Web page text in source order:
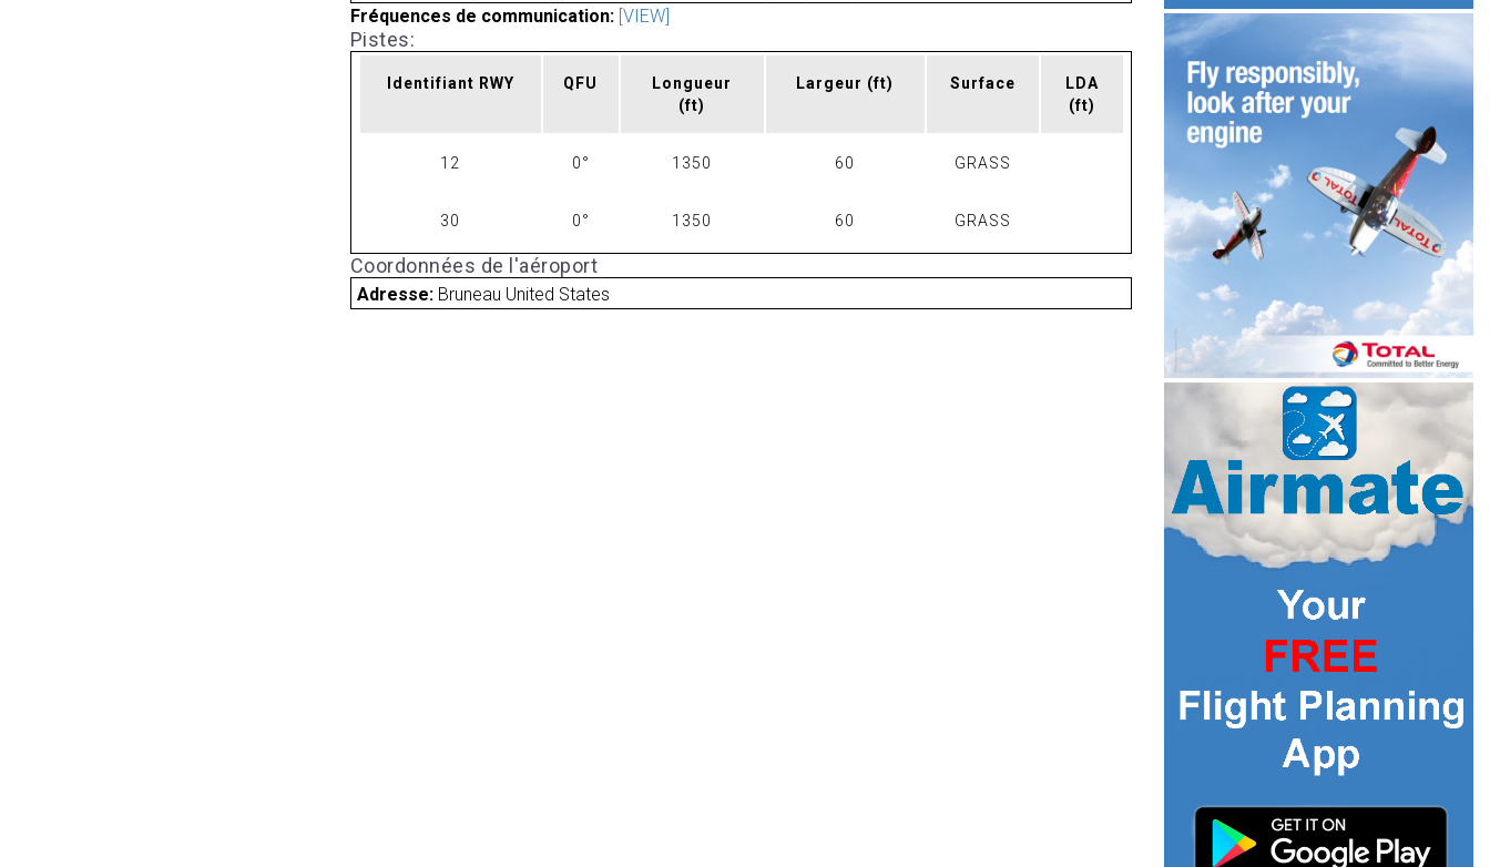
Fréquences de communication: [VIEW]
Pistes:
Identifiant RWY QFU
Longueur
(ft)
Largeur (ft) Surface
LDA
(ft)
12 0° 1350 60 GRASS
30 0° 1350 60 GRASS
Coordonnées de l'aéroport
Adresse: Bruneau United States